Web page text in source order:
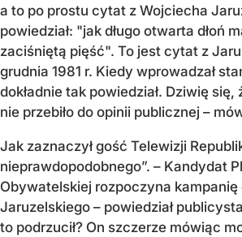
a to po prostu cytat z Wojciecha
powiedział: "jak długo otwarta dłoń
zaciśniętą pięść". To jest cytat z
grudnia 1981 r. Kiedy wprowadzał
dokładnie tak powiedział. Dziwię
nie przebiło do opinii publicznej –
Jak zaznaczył gość Telewizji
nieprawdopodobnego”. – Kandydat
Obywatelskiej rozpoczyna
Jaruzelskiego – powiedział
to podrzucił? On szczerze mówiąc